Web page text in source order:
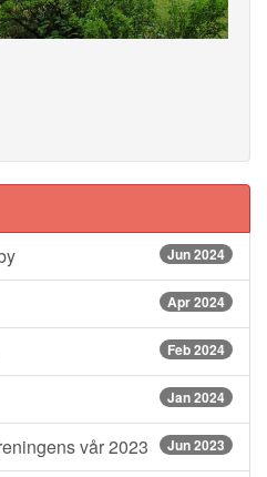
Jun 2024
Apr 2024
Feb 2024
Jan 2024
vår 2023 Jun 2023